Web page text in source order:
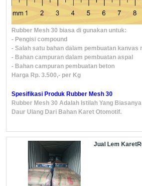
Rubber Mesh 30 biasa di gunakan untuk:
- Pengisi compound
- Salah satu bahan dalam pembuatan kanvas
- Bahan campuran dalam pembuatan aspal
- Bahan campuran pembuatan beton
Harga Rp. 3.500,- per Kg
Spesifikasi Produk Rubber Mesh 30
Rubber Mesh 30 Adalah Istilah Yang
Daur Ulang Dari Bahan Karet Otomotif.
Jual Lem